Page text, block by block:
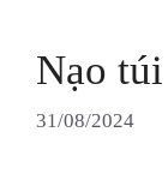
Nạo
31/08/2024